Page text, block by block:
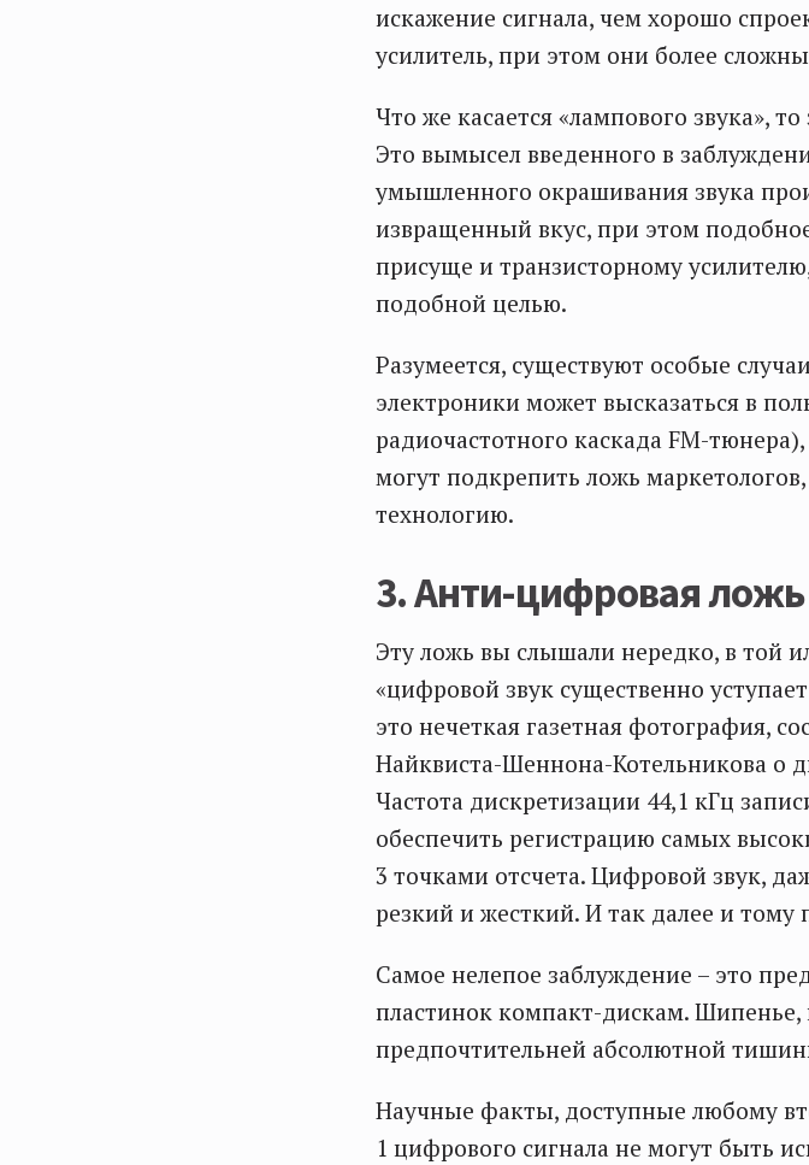
искажение сигнала, чем хорошо
усилитель, при этом они более
Что же касается «лампового звука»,
Это вымысел введенного в
умышленного окрашивания звука
извращенный вкус, при этом
присуще и транзисторному
подобной целью.
Разумеется, существуют особые
электроники может высказаться в
радиочастотного каскада FM-
могут подкрепить ложь
технологию.
3. Анти-цифровая ложь
Эту ложь вы слышали нередко, в той
«цифровой звук существенно
это нечеткая газетная фотография,
Найквиста-Шеннона-Котельникова о
Частота дискретизации 44,1 кГц
обеспечить регистрацию самых
3 точками отсчета. Цифровой звук,
резкий и жесткий. И так далее и тому
Самое нелепое заблуждение – это
пластинок компакт-дискам. Шипенье,
предпочтительней абсолютной
Научные факты, доступные любому
1 цифрового сигнала не могут быть